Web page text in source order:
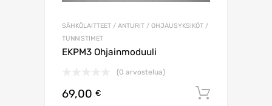
SÄHKÖLAITTEET / ANTURIT / OHJAUSYKSIKÖT /
TUNNISTIMET
EKPM3 Ohjainmoduuli
(0 arvostelua)
69,00 €